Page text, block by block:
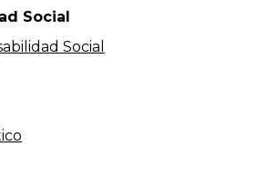
Social
Social